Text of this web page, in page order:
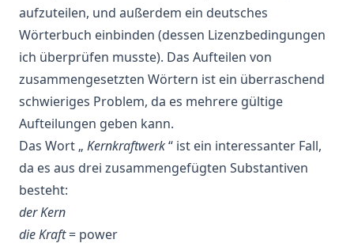
aufzuteilen, und außerdem ein deutsches
Wörterbuch einbinden (dessen Lizenzbedingungen
ich überprüfen musste). Das Aufteilen von
zusammengesetzten Wörtern ist ein überraschend
schwieriges Problem, da es mehrere gültige
Aufteilungen geben kann.
Das Wort „ Kernkraftwerk“ ist ein interessanter Fall,
da es aus drei zusammengefügten Substantiven
besteht:
der Kern
die Kraft= power